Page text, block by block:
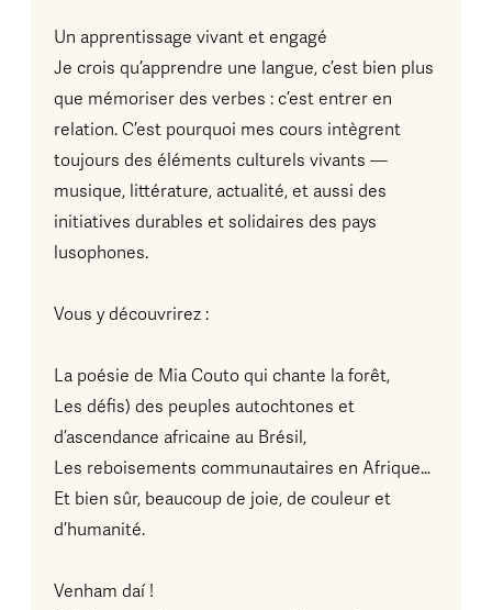
Un apprentissage vivant et engagé
Je crois qu’apprendre une langue, c’est bien plus
que mémoriser des verbes : c’est entrer en
relation. C’est pourquoi mes cours intègrent
toujours des éléments culturels vivants —
musique, littérature, actualité, et aussi des
initiatives durables et solidaires des pays
lusophones.
Vous y découvrirez :
La poésie de Mia Couto qui chante la forêt,
Les défis) des peuples autochtones et
d’ascendance africaine au Brésil,
Les reboisements communautaires en Afrique…
Et bien sûr, beaucoup de joie, de couleur et
d’humanité.
Venham daí !